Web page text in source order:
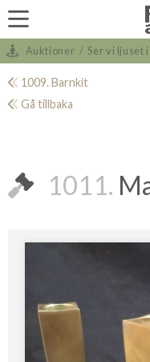
Auktioner / Ser vi ljuset
1009. Barnkit
Gå tillbaka
1011.